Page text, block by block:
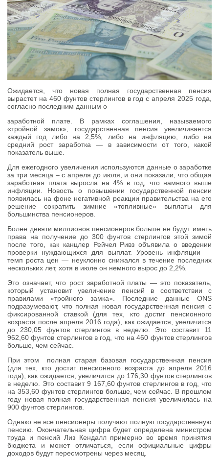
Ожидается, что новая полная государственная пенсия
вырастет на 460 фунтов стерлингов в год с апреля 2025 года,
согласно последним данным о
заработной плате. В рамках соглашения, называемого
«тройной замок», государственная пенсия увеличивается
каждый год либо на 2,5%, либо на инфляцию, либо на
средний рост заработка — в зависимости от того, какой
показатель выше.
Для ежегодного увеличения используются данные о заработке
за три месяца – с апреля до июля, и они показали, что общая
заработная плата выросла на 4% в год, что намного выше
инфляции. Новость о повышении государственной пенсии
появилась на фоне негативной реакции правительства на его
решение сократить зимние «топливные» выплаты для
большинства пенсионеров.
Более девяти миллионов пенсионеров больше не будут иметь
права на получение до 300 фунтов стерлингов этой зимой
после того, как канцлер Рейчел Ривз объявила о введении
проверки нуждающихся для выплат. Уровень инфляции —
темп роста цен — неуклонно снижался в течение последних
нескольких лет, хотя в июле он немного вырос до 2,2%.
Это означает, что рост заработной платы — это показатель,
который установит увеличение пенсий в соответствии с
правилами «тройного замка». Последние данные ONS
подразумевают, что полная новая государственная пенсия с
фиксированной ставкой (для тех, кто достиг пенсионного
возраста после апреля 2016 года), как ожидается, увеличится
до 230,05 фунтов стерлингов в неделю. Это составит 11
962,60 фунтов стерлингов в год, что на 460 фунтов стерлингов
больше, чем сейчас.
При этом полная старая базовая государственная пенсия
(для тех, кто достиг пенсионного возраста до апреля 2016
года), как ожидается, увеличится до 176,30 фунтов стерлингов
в неделю. Это составит 9 167,60 фунтов стерлингов в год, что
на 353,60 фунтов стерлингов больше, чем сейчас. В прошлом
году новая полная государственная пенсия увеличилась на
900 фунтов стерлингов.
Однако не все пенсионеры получают полную государственную
пенсию. Окончательная цифра будет определена министром
труда и пенсий Лиз Кендалл примерно во время принятия
бюджета и может отличаться, если официальные цифры
доходов будут пересмотрены через месяц.